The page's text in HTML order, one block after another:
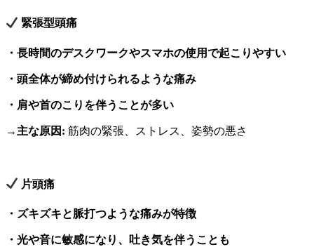
緊張型頭痛
・長時間のデスクワークやスマホの使用で起こりやすい
・頭全体が締め付けられるような痛み
・肩や首のこりを伴うことが多い
→主な原因: 筋肉の緊張、ストレス、姿勢の悪さ
片頭痛
・ズキズキと脈打つような痛みが特徴
・光や音に敏感になり、吐き気を伴うことも